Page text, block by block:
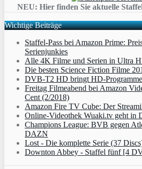
NEU: Hier finden Sie aktuelle
Wichtige Beiträge
Staffel-Pass bei Amazon Prime:
Serienjunkies
Alle 4K Filme und Serien in Ultra
Die besten Science Fiction Filme
DVB-T2 HD bringt HD-
Freitag Filmeabend bei Amazon
Cent (2/2018)
Amazon Fire TV Cube: Der
Online-Videothek Wuaki.tv geht in
Champions League: BVB gegen
DAZN
Lost - Die komplette Serie (37
Downton Abbey - Staffel fünf [4